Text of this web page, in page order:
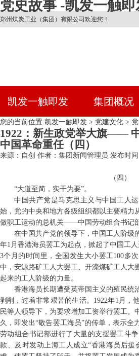
党史故事 -凯发一触即
郑州煤炭工业（集团）有限公司欢迎您！
凯发一触即发 集团概况
您的当前位置:凯发一触即发 > 党建文化 >
1922：新生政党举大旗——
中国革命重任（四）
来源：自创 作者：集团新闻管理员 发布时
（四）
“大道至简，实干为要”。
中国共产党是马克思主义与中国工人
始，党的中央和地方各级组织都以主要精力
做职工运动的总机关——中国劳动组合书记部
在中国共产党的领导下，中国工人阶级
年1月香港海员罢工为起点，掀起了中国工
3个月的时间里，全国发生大小罢工100多
中，安源路矿工人大罢工、开滦煤矿工人大
起来的工人阶级的力量。
香港海员长期遭受英帝国主义的殖民统
剥削，过着非常艰苦的生活。1922年1月，
民等人领导下，为要求增加工资举行罢工。
久，即发出“敬告罢工海员”的传单，表示全
劳动组合书记部进行了大量的支援罢工斗
款、及时发动上海工人成立“香港海员后援